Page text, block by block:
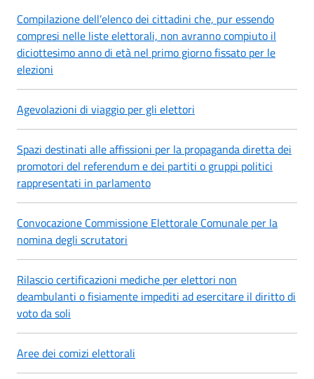
Compilazione dell’elenco dei cittadini che, pur essendo
compresi nelle liste elettorali, non avranno compiuto il
diciottesimo anno di età nel primo giorno fissato per le
elezioni
Agevolazioni di viaggio per gli elettori
Spazi destinati alle affissioni per la propaganda diretta dei
promotori del referendum e dei partiti o gruppi politici
rappresentati in parlamento
Convocazione Commissione Elettorale Comunale per la
nomina degli scrutatori
Rilascio certificazioni mediche per elettori non
deambulanti o fisiamente impediti ad esercitare il diritto di
voto da soli
Aree dei comizi elettorali